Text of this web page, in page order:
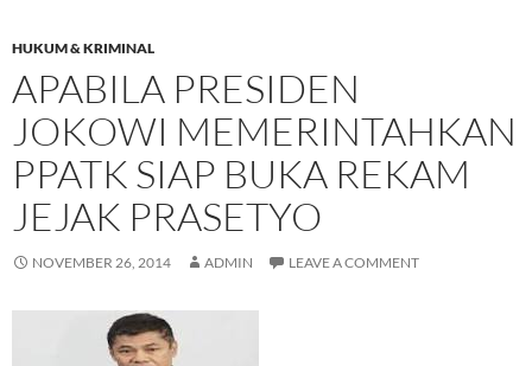
HUKUM & KRIMINAL
APABILA PRESIDEN
JOKOWI MEMERINTAHKAN
PPATK SIAP BUKA REKAM
JEJAK PRASETYO
NOVEMBER 26, 2014 ADMIN LEAVE A COMMENT